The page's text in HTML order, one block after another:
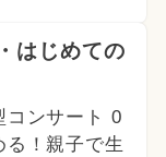
はじめての
コンサート 0
る！親子で生